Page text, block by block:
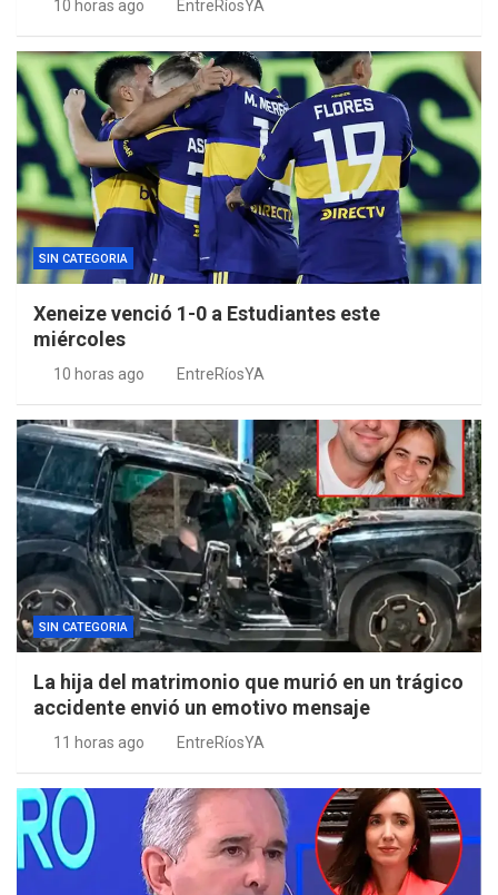
10 horas ago EntreRíosYA
SIN CATEGORIA
Xeneize venció 1-0 a Estudiantes este
miércoles
10 horas ago EntreRíosYA
SIN CATEGORIA
La hija del matrimonio que murió en un trágico
accidente envió un emotivo mensaje
11 horas ago EntreRíosYA